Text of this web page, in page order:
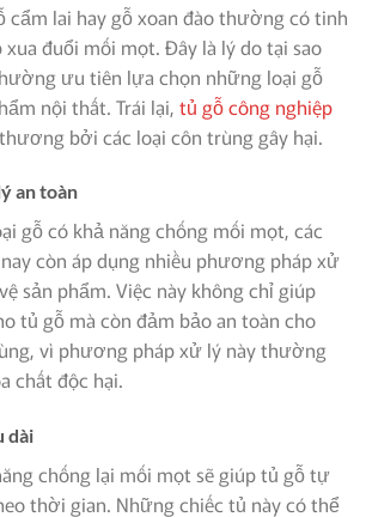
cẩm lai hay gỗ xoan đào thường có tinh
đuổi mối mọt. Đây là lý do tại sao
ưu tiên lựa chọn những loại gỗ
nội thất. Trái lại, tủ gỗ công nghiệp
bởi các loại côn trùng gây hại.
an toàn
gỗ có khả năng chống mối mọt, các
còn áp dụng nhiều phương pháp xử
sản phẩm. Việc này không chỉ giúp
tủ gỗ mà còn đảm bảo an toàn cho
vì phương pháp xử lý này thường
chất độc hại.
dài
chống lại mối mọt sẽ giúp tủ gỗ tự
thời gian. Những chiếc tủ này có thể